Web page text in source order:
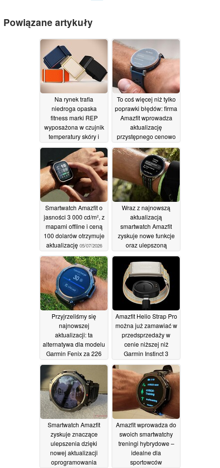
Powiązane artykuły
Na rynek trafia
niedroga opaska
fitness marki REP
wyposażona w czujnik
temperatury skóry i
pracy na baterii
08/07/2026
To coś więcej niż tylko
poprawki błędów: firma
Amazfit wprowadza
aktualizację
przystępnego cenowo
wzbogacając go o
nowe, zaawansowane
funkcje07/07/2026
Smartwatch Amazfit o
jasności 3 000 cd/m², z
mapami offline i ceną
100 dolarów otrzymuje
aktualizację 05/07/2026
Wraz z najnowszą
aktualizacją
smartwatch Amazfit
zyskuje nowe funkcje
oraz ulepszoną
systemem Apple
02/07/2026
Przyjrzeliśmy się
najnowszej
aktualizacji: ta
alternatywa dla modelu
Garmin Fenix za 226
jeszcze lepsza
24/06/2026
Amazfit Helio Strap Pro
można już zamawiać w
przedsprzedaży w
cenie niższej niż
Garmin Instinct 3
20/06/2026
Smartwatch Amazfit
zyskuje znaczące
ulepszenia dzięki
nowej aktualizacji
oprogramowania
Amazfit wprowadza do
swoich smartwatchy
treningi hybrydowe –
idealne dla
sportowców